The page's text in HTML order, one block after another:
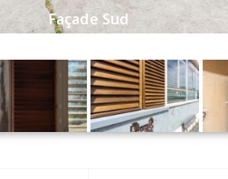
Façade Sud